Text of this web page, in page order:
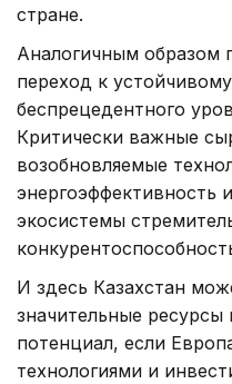
стране.
Аналогичным образом
переход к
беспрецедентного
Критически важные
возобновляемые
экосистемы
И здесь Казахстан
значительные
потенциал, если
технологиями и